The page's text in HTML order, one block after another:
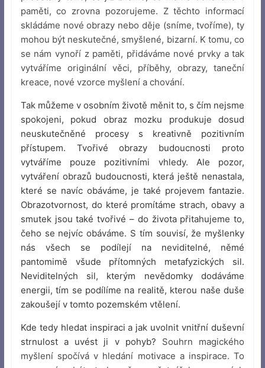
paměti, co zrovna pozorujeme. Z těchto informací
skládáme nové obrazy nebo děje (sníme, tvoříme), ty
mohou být neskutečné, smyšlené, bizarní. K tomu, co
se nám vynoří z paměti, přidáváme nové prvky a tak
vytváříme originální věci, příběhy, obrazy, taneční
kreace, nové vzorce myšlení a chování.
Tak můžeme v osobním životě měnit to, s čím nejsme
spokojeni, pokud obraz mozku produkuje dosud
neuskutečněné procesy s kreativně pozitivním
přístupem. Tvořivé obrazy budoucnosti proto
vytváříme pouze pozitivními vhledy. Ale pozor,
vytváření obrazů budoucnosti, která ještě nenastala,
které se navíc obáváme, je také projevem fantazie.
Obrazotvornost, do které promítáme strach, obavy a
smutek jsou také tvořivé – do života přitahujeme to,
čeho se nejvíc obáváme. S tím souvisí, že myšlenky
nás všech se podílejí na neviditelné, němé
pantomimě všude přítomných metafyzických sil.
Neviditelných sil, kterým nevědomky dodáváme
energii, tím se podílíme na realitě, kterou naše duše
zakoušejí v tomto pozemském vtělení.
Kde tedy hledat inspiraci a jak uvolnit vnitřní duševní
strnulost a uvést ji v pohyb? Souhrn magického
myšlení spočívá v hledání motivace a inspirace. To